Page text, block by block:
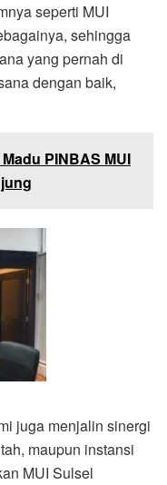
seperti MUI
sehingga
yang pernah di
dengan baik,
PINBAS MUI
juga menjalin sinergi
maupun instansi
MUI Sulsel